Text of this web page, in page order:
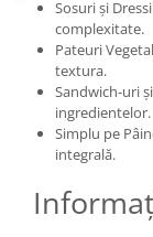
Sosuri și
complexitate.
Pateuri
textura.
Sandwich-uri
ingredientelor.
Simplu pe
integrală.